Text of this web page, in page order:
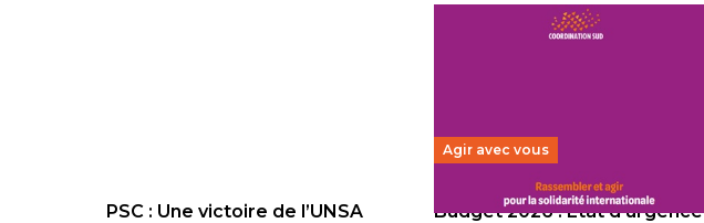
PSC : Une victoire de l’UNSA
Agir avec vous
Budget 2026 : État d’urgence